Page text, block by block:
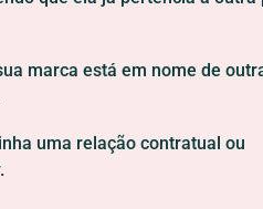
marca está em nome de
uma relação contratual ou